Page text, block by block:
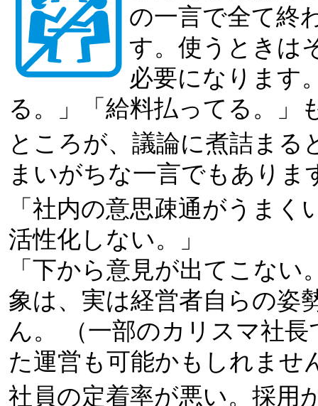
の一言で全て終
す。使うときは
必要になります
る。」「給料払ってる。」
ところが、議論に煮詰まる
まいがちな一言でもありま
「社内の意思疎通がうまく
活性化しない。」
「下から意見が出てこない
象は、実は経営者自らの姿
ん。 （一部のカリスマ社
た運営も可能かもしれませ
社員の定着率が悪い。採用